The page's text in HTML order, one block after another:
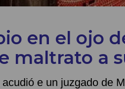
en el ojo
maltrato a
e un juzgado de